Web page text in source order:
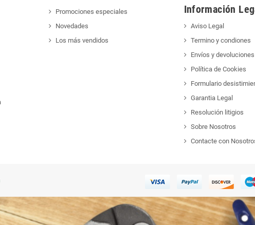
Promociones especiales
Novedades
Los más vendidos
Información
Aviso Legal
Termino y condiones
Envíos y devoluciones
Política de Cookies
Formulario
Garantia Legal
Resolución litigios
Sobre Nosotros
Contacte con